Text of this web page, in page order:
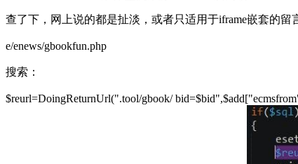
查了下，网上说的都是扯淡，或者只适用于iframe嵌套的
e/enews/gbookfun.php
搜索：
$reurl=DoingReturnUrl(".tool/gbook/